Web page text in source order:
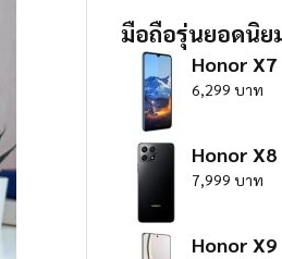
มือถือรุ่นยอดนิย
Honor X7
6,299 บาท
Honor X8
7,999 บาท
Honor X9